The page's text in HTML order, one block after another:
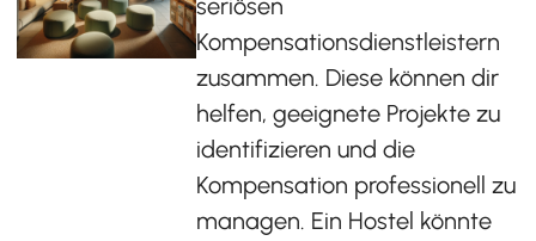
seriösen
Kompensationsdienstleistern
zusammen. Diese können dir
helfen, geeignete Projekte zu
identifizieren und die
Kompensation professionell zu
managen. Ein Hostel könnte